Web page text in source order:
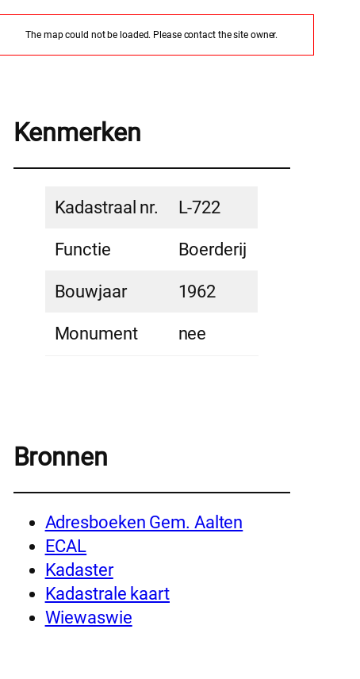
The map could not be loaded. Please contact the site owner.
Kenmerken
Kadastraal nr. L-722
Functie Boerderij
Bouwjaar 1962
Monument nee
Bronnen
Adresboeken Gem. Aalten
ECAL
Kadaster
Kadastrale kaart
Wiewaswie